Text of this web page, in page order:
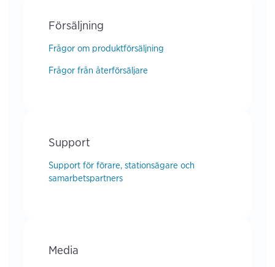
Försäljning
Frågor om produktförsäljning
Frågor från återförsäljare
Support
Support för förare, stationsägare och
samarbetspartners
Media